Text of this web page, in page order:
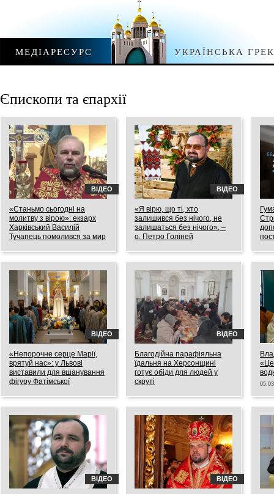
МЕДІАРЕСУРС УКРАЇНСЬКА
Єпископи та єпархії
«Станьмо сьогодні на
молитву з вірою»: екзарх
Харківський Василій
Тучапець помолився за мир
ВІДЕО
«Я вірю, що ті, хто
залишився без нічого, не
залишаться без нічого», –
о. Петро Голіней
ВІДЕО
«Непорочне серце Марії,
врятуй нас»: у Львові
виставили для вшанування
фігуру Фатімської
ВІДЕО
Благодійна парафіяльна
їдальня на Херсонщині
готує обіди для людей у
скруті
ВІДЕО
«Це
ВІДЕО ВІДЕО